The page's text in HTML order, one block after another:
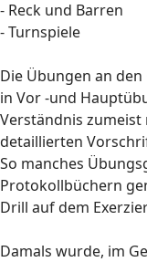
- Reck und Barren
- Turnspiele
Die Übungen an
in Vor -und
Verständnis
detaillierten
So manches
Protokollbüchern
Drill auf dem
Damals wurde, im